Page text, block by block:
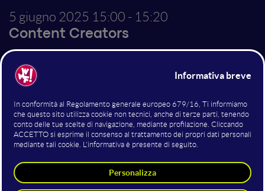
5 giugno 2025 15:00 - 15:20
Content Creators
Dal gioco al lavoro: il mio
viaggio autentico nei
social
Nel mio intervento racconterò il mio percorso
personale e professionale nel mondo dei social,
partendo dagli inizi: da quando, ancora giovanissima e
senza gli strumenti di oggi, mi approcciavo a questo